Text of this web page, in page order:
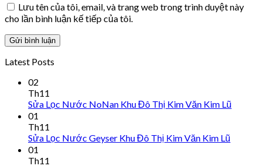
Lưu tên của tôi, email, và trang web trong trình duyệt này
cho lần bình luận kế tiếp của tôi.
Latest Posts
02
Th11
Sửa Lọc Nước NoNan Khu Đô Thị Kim Văn Kim Lũ
01
Th11
Sửa Lọc Nước Geyser Khu Đô Thị Kim Văn Kim Lũ
01
Th11